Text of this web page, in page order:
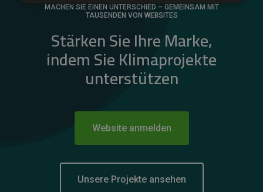
MACHEN SIE EINEN UNTERSCHIED – GEMEINSAM MIT
TAUSENDEN VON WEBSITES
Stärken Sie Ihre Marke,
indem Sie Klimaprojekte
unterstützen
Website anmelden
Unsere Projekte ansehen